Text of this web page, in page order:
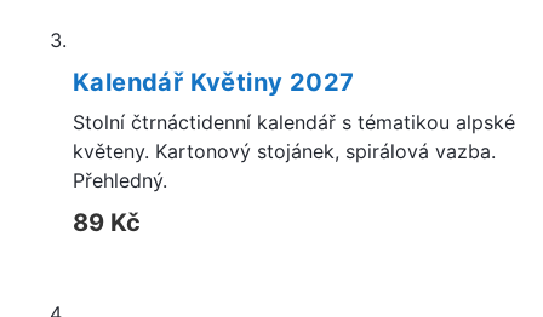
Kalendář Květiny 2027
Stolní čtrnáctidenní kalendář s tématikou alpské
květeny. Kartonový stojánek, spirálová vazba.
Přehledný.
89 Kč